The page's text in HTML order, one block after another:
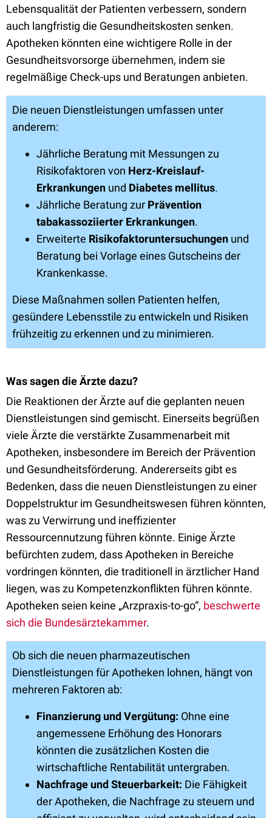
Lebensqualität der Patienten verbessern, sondern
auch langfristig die Gesundheitskosten senken.
Apotheken könnten eine wichtigere Rolle in der
Gesundheitsvorsorge übernehmen, indem sie
regelmäßige Check-ups und Beratungen anbieten.
Die neuen Dienstleistungen umfassen unter
anderem:
Jährliche Beratung mit Messungen zu
Risikofaktoren von Herz-Kreislauf-
Erkrankungen und Diabetes mellitus.
Jährliche Beratung zur Prävention
tabakassoziierter Erkrankungen.
Erweiterte Risikofaktoruntersuchungen und
Beratung bei Vorlage eines Gutscheins der
Krankenkasse.
Diese Maßnahmen sollen Patienten helfen,
gesündere Lebensstile zu entwickeln und Risiken
frühzeitig zu erkennen und zu minimieren.
Was sagen die Ärzte dazu?
Die Reaktionen der Ärzte auf die geplanten neuen
Dienstleistungen sind gemischt. Einerseits begrüßen
viele Ärzte die verstärkte Zusammenarbeit mit
Apotheken, insbesondere im Bereich der Prävention
und Gesundheitsförderung. Andererseits gibt es
Bedenken, dass die neuen Dienstleistungen zu einer
Doppelstruktur im Gesundheitswesen führen könnten,
was zu Verwirrung und ineffizienter
Ressourcennutzung führen könnte. Einige Ärzte
befürchten zudem, dass Apotheken in Bereiche
vordringen könnten, die traditionell in ärztlicher Hand
liegen, was zu Kompetenzkonflikten führen könnte.
Apotheken seien keine „Arzpraxis-to-go“, beschwerte
sich die Bundesärztekammer.
Ob sich die neuen pharmazeutischen
Dienstleistungen für Apotheken lohnen, hängt von
mehreren Faktoren ab:
Finanzierung und Vergütung: Ohne eine
angemessene Erhöhung des Honorars
könnten die zusätzlichen Kosten die
wirtschaftliche Rentabilität untergraben.
Nachfrage und Steuerbarkeit: Die Fähigkeit
der Apotheken, die Nachfrage zu steuern und